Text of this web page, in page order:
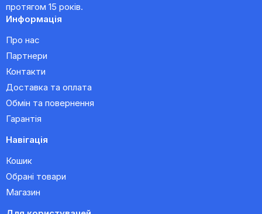
протягом 15 років.
Информація
Про нас
Партнери
Контакти
Доставка та оплата
Обмін та повернення
Гарантія
Навігація
Кошик
Обрані товари
Магазин